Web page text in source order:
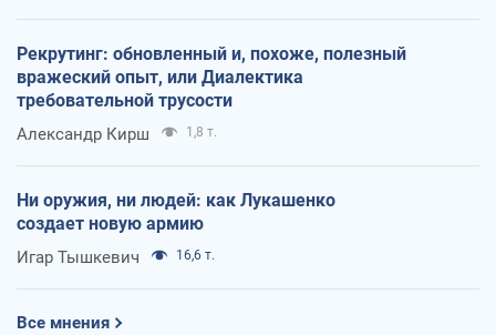
Рекрутинг: обновленный и, похоже, полезный
вражеский опыт, или Диалектика
требовательной трусости
Александр Кирш 1,8 т.
Ни оружия, ни людей: как Лукашенко
создает новую армию
Игар Тышкевич 16,6 т.
Все мнения